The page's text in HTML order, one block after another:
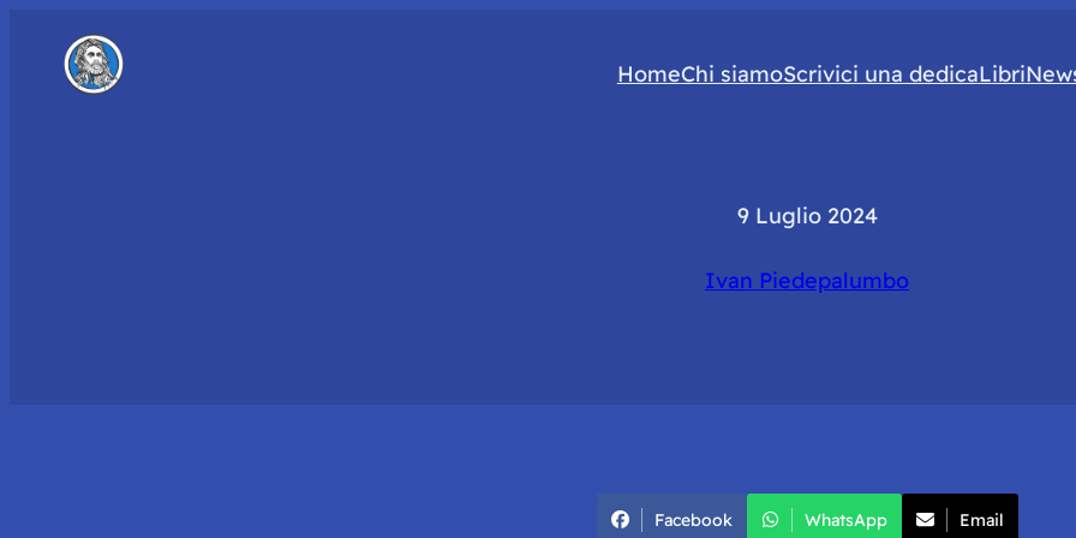
HomeChi siamoScrivici una dedicaLibri
9 Luglio 2024
Ivan Piedepalumbo
Facebook WhatsApp Email